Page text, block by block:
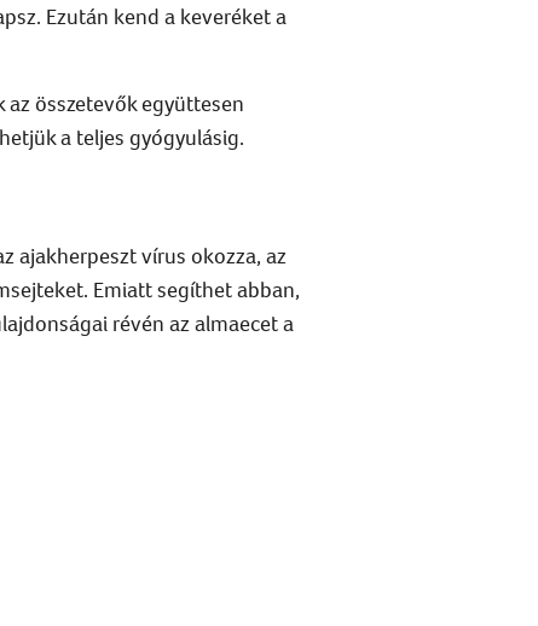
Ezután kend a keveréket a
összetevők együttesen
a teljes gyógyulásig.
ajakherpesztvírus okozza, az
Emiatt segíthet abban,
révén az almaecet a